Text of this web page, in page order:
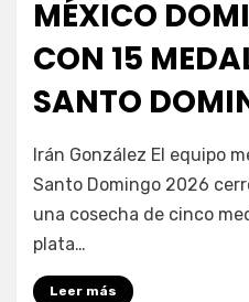
MÉXICO
CON 15
SANTO
por Fernando Miranda Servín
Irán González El equipo
Santo Domingo 2026
una cosecha de cinco
plata…
Leer más